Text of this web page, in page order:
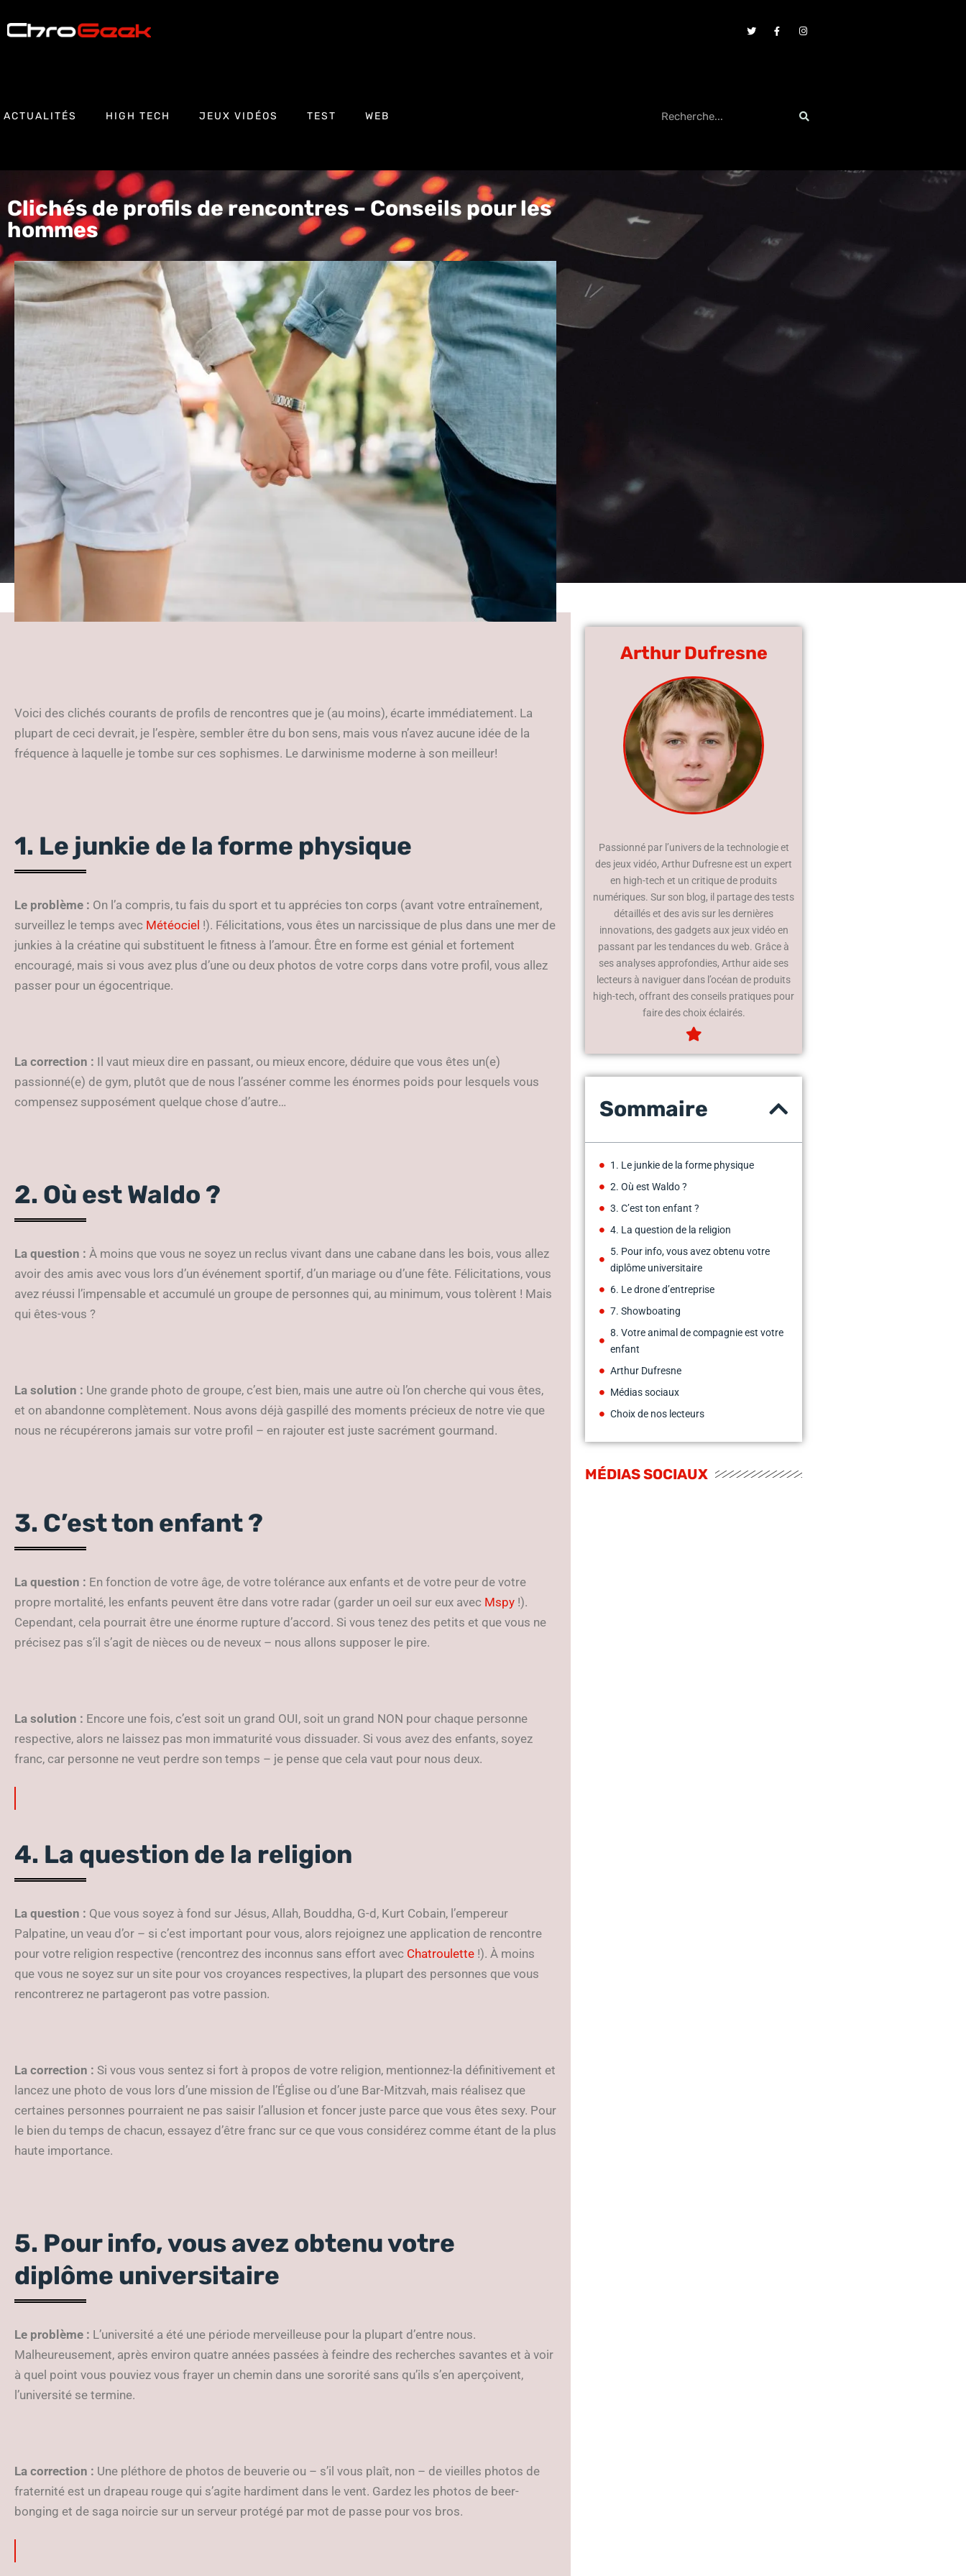
ACTUALITÉS HIGH TECH JEUX VIDÉOS TEST WEB
Clichés de profils de rencontres – Conseils pour les
hommes
Voici des clichés courants de profils de rencontres que je (au moins), écarte immédiatement. La
plupart de ceci devrait, je l’espère, sembler être du bon sens, mais vous n’avez aucune idée de la
fréquence à laquelle je tombe sur ces sophismes. Le darwinisme moderne à son meilleur!
1. Le junkie de la forme physique
Le problème : On l’a compris, tu fais du sport et tu apprécies ton corps (avant votre entraînement,
surveillez le temps avec Météociel !). Félicitations, vous êtes un narcissique de plus dans une mer de
junkies à la créatine qui substituent le fitness à l’amour. Être en forme est génial et fortement
encouragé, mais si vous avez plus d’une ou deux photos de votre corps dans votre profil, vous allez
passer pour un égocentrique.
La correction : Il vaut mieux dire en passant, ou mieux encore, déduire que vous êtes un(e)
passionné(e) de gym, plutôt que de nous l’asséner comme les énormes poids pour lesquels vous
compensez supposément quelque chose d’autre…
2. Où est Waldo ?
La question : À moins que vous ne soyez un reclus vivant dans une cabane dans les bois, vous allez
avoir des amis avec vous lors d’un événement sportif, d’un mariage ou d’une fête. Félicitations, vous
avez réussi l’impensable et accumulé un groupe de personnes qui, au minimum, vous tolèrent ! Mais
qui êtes-vous ?
La solution : Une grande photo de groupe, c’est bien, mais une autre où l’on cherche qui vous êtes,
et on abandonne complètement. Nous avons déjà gaspillé des moments précieux de notre vie que
nous ne récupérerons jamais sur votre profil – en rajouter est juste sacrément gourmand.
3. C’est ton enfant ?
La question : En fonction de votre âge, de votre tolérance aux enfants et de votre peur de votre
propre mortalité, les enfants peuvent être dans votre radar (garder un oeil sur eux avec Mspy !).
Cependant, cela pourrait être une énorme rupture d’accord. Si vous tenez des petits et que vous ne
précisez pas s’il s’agit de nièces ou de neveux – nous allons supposer le pire.
La solution : Encore une fois, c’est soit un grand OUI, soit un grand NON pour chaque personne
respective, alors ne laissez pas mon immaturité vous dissuader. Si vous avez des enfants, soyez
franc, car personne ne veut perdre son temps – je pense que cela vaut pour nous deux.
4. La question de la religion
La question : Que vous soyez à fond sur Jésus, Allah, Bouddha, G-d, Kurt Cobain, l’empereur
Palpatine, un veau d’or – si c’est important pour vous, alors rejoignez une application de rencontre
pour votre religion respective (rencontrez des inconnus sans effort avec Chatroulette !). À moins
que vous ne soyez sur un site pour vos croyances respectives, la plupart des personnes que vous
rencontrerez ne partageront pas votre passion.
La correction : Si vous vous sentez si fort à propos de votre religion, mentionnez-la définitivement et
lancez une photo de vous lors d’une mission de l’Église ou d’une Bar-Mitzvah, mais réalisez que
certaines personnes pourraient ne pas saisir l’allusion et foncer juste parce que vous êtes sexy. Pour
le bien du temps de chacun, essayez d’être franc sur ce que vous considérez comme étant de la plus
haute importance.
5. Pour info, vous avez obtenu votre
diplôme universitaire
Le problème : L’université a été une période merveilleuse pour la plupart d’entre nous.
Malheureusement, après environ quatre années passées à feindre des recherches savantes et à voir
à quel point vous pouviez vous frayer un chemin dans une sororité sans qu’ils s’en aperçoivent,
l’université se termine.
La correction : Une pléthore de photos de beuverie ou – s’il vous plaît, non – de vieilles photos de
fraternité est un drapeau rouge qui s’agite hardiment dans le vent. Gardez les photos de beer-
bonging et de saga noircie sur un serveur protégé par mot de passe pour vos bros.
Arthur Dufresne
Passionné par l’univers de la technologie et
des jeux vidéo, Arthur Dufresne est un expert
en high-tech et un critique de produits
numériques. Sur son blog, il partage des tests
détaillés et des avis sur les dernières
innovations, des gadgets aux jeux vidéo en
passant par les tendances du web. Grâce à
ses analyses approfondies, Arthur aide ses
lecteurs à naviguer dans l’océan de produits
high-tech, offrant des conseils pratiques pour
faire des choix éclairés.
Sommaire
1. Le junkie de la forme physique
2. Où est Waldo ?
3. C’est ton enfant ?
4. La question de la religion
5. Pour info, vous avez obtenu votre
diplôme universitaire
6. Le drone d’entreprise
7. Showboating
8. Votre animal de compagnie est votre
enfant
Arthur Dufresne
Médias sociaux
Choix de nos lecteurs
MÉDIAS SOCIAUX